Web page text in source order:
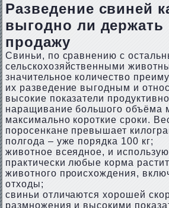
Разведение свиней
выгодно ли держать
продажу
Свиньи, по сравнению с
сельскохозяйственными
значительное количество
их разведение выгодным и
высокие показатели
наращивание большого объёма
максимально короткие сроки.
поросенкане превышает
полгода – уже порядка 100 кг;
животное всеядное, и
практически любые корма
животного происхождения,
отходы;
свиньи отличаются хорошей
размножения и высокими